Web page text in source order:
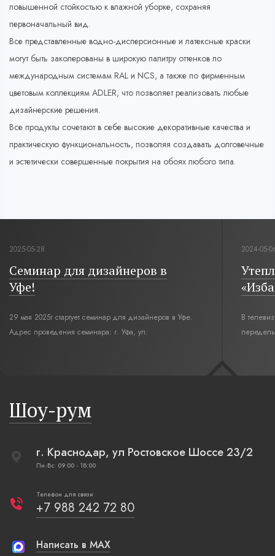
повышенной стойкостью к влажной уборке, сохраняя
первоначальный вид.
Все представленные водно-дисперсионные и латексные краски
могут быть заколерованы в широкую палитру оттенков по
международным системам RAL и NCS, а также по фирменным
цветовым коллекциям ADLER, что позволяет реализовать любые
дизайнерские решения.
Все продукты сочетают в себе высокие декоративные качества и
практическую функциональность, позволяя создавать долговечные
и эстетически совершенные покрытия на обоях любого типа.
2025-05-28
Семинар для дизайнеров в
Уфе!
29 мая 2025г стартует семинар для дизайнеров в Уфе.
Адрес проведения семинара: г. Уфа, ул.
2024-05-
В
Шоу-рум
г. Краснодар, ул Ростовское Шоссе 23/2
Пн-Вс: 09:00 - 18:00
Телефон для связи
+7 988 242 72 80
Написать в MAX